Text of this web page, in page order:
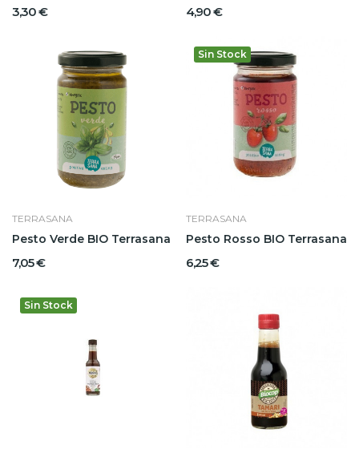
3,30 € 4,90 €
TERRASANA
Pesto Verde BIO Terrasana
7,05 €
Sin Stock
TERRASANA
Pesto Rosso BIO Terrasana
6,25 €
Sin Stock